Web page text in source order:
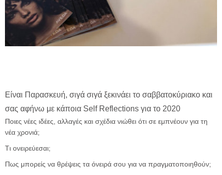
Είναι Παρασκευή, σιγά σιγά ξεκινάει το σαββατοκύριακο και
σας αφήνω με κάποια Self Reflections για το 2020
Ποιες νέες ιδέες, αλλαγές και σχέδια νιώθει ότι σε εμπνέουν για τη
νέα χρονιά;
Tι ονειρεύεσαι;
Πως μπορείς να θρέψεις τα όνειρά σου για να πραγματοποιηθούν;